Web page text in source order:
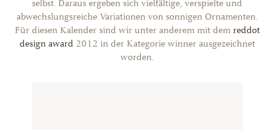
selbst. Daraus ergeben sich vielfältige, verspielte und
abwechslungsreiche Variationen von sonnigen Ornamenten.
Für diesen Kalender sind wir unter anderem mit dem reddot
design award 2012 in der Kategorie winner ausgezeichnet
worden.